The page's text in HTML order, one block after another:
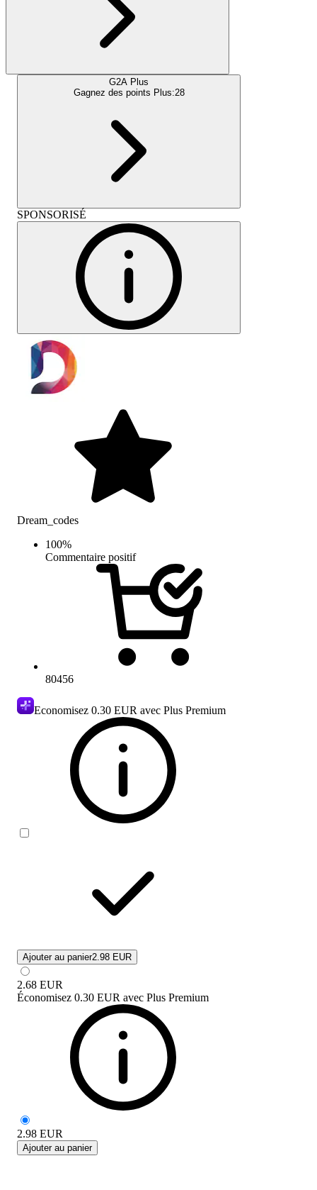
G2A Plus
Gagnez des points Plus:28
SPONSORISÉ
Dream_codes
100%
Commentaire positif
80456
Economisez 0.30 EUR avec Plus Premium
Ajouter au panier2.98 EUR
2.68 EUR
Économisez 0.30 EUR avec Plus Premium
2.98 EUR
Ajouter au panier